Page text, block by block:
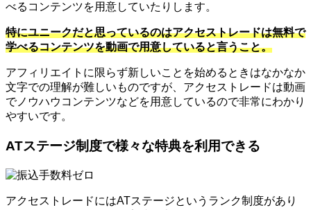
べるコンテンツを用意していたりします。
特にユニークだと思っているのはアクセストレードは無料で
学べるコンテンツを動画で用意していると言うこと。
アフィリエイトに限らず新しいことを始めるときはなかなか
文字での理解が難しいものですが、アクセストレードは動画
でノウハウコンテンツなどを用意しているので非常にわかり
やすいです。
ATステージ制度で様々な特典を利用できる
アクセストレードにはATステージというランク制度があり